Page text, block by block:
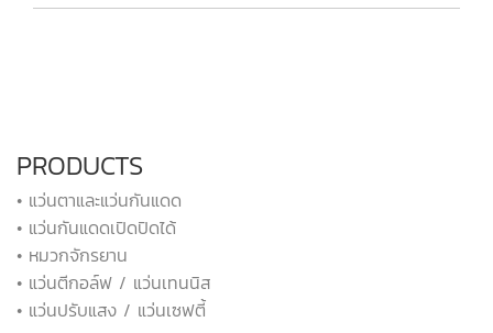
PRODUCTS
• แว่นตาและแว่นกันแดด
• แว่นกันแดดเปิดปิดได้
• หมวกจักรยาน
• แว่นตีกอล์ฟ / แว่นเทนนิส
• แว่นปรับแสง / แว่นเซฟตี้